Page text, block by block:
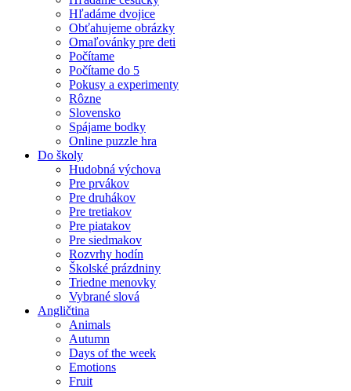
Hľadáme dvojice
Obťahujeme obrázky
Omaľovánky pre deti
Počítame
Počítame do 5
Pokusy a experimenty
Rôzne
Slovensko
Spájame bodky
Online puzzle hra
Do školy
Hudobná výchova
Pre prvákov
Pre druhákov
Pre tretiakov
Pre piatakov
Pre siedmakov
Rozvrhy hodín
Školské prázdniny
Triedne menovky
Vybrané slová
Angličtina
Animals
Autumn
Days of the week
Emotions
Fruit